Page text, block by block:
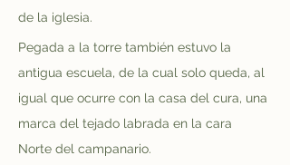
de la iglesia.
Pegada a la torre también estuvo la
antigua escuela, de la cual solo queda, al
igual que ocurre con la casa del cura, una
marca del tejado labrada en la cara
Norte del campanario.